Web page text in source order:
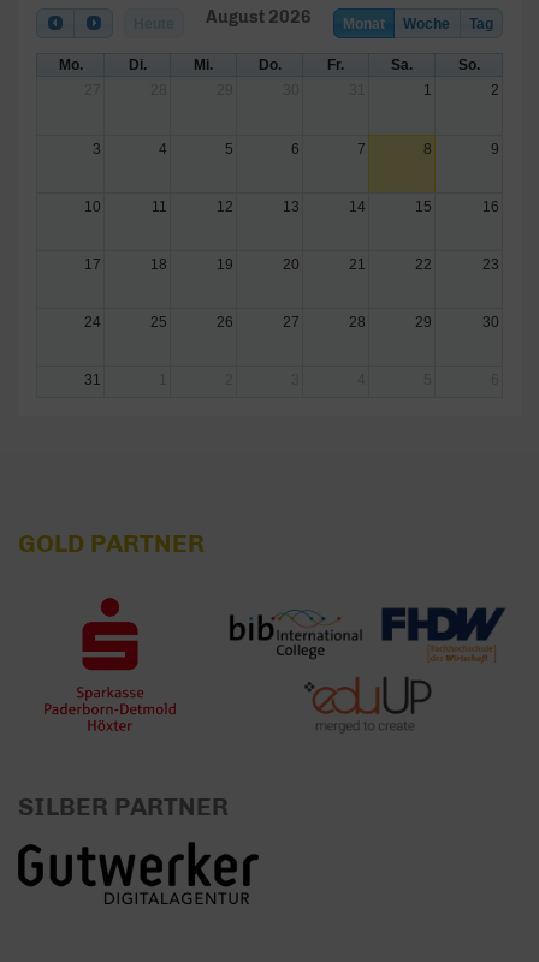
Monat Woche Tag
August 2026
Mo. Di. Mi. Do. Fr. Sa.
So.
1 2
3 4 5 6 7 8 9
10 11 12 13 14 15 16
17 18 19 20 21 22 23
24 25 26 27 28 29 30
31
GOLD PARTNER
SILBER PARTNER